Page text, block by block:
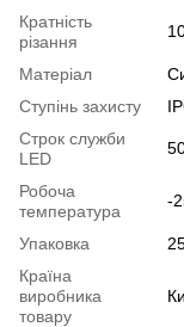
Кратність
різання
Матеріал
Ступінь захисту
Строк служби
LED
Робоча
температура
-
Упаковка
Країна
виробника
товару